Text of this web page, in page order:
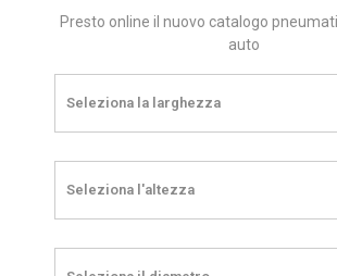
Presto online il nuovo catalogo
auto
Seleziona la larghezza
Seleziona l'altezza